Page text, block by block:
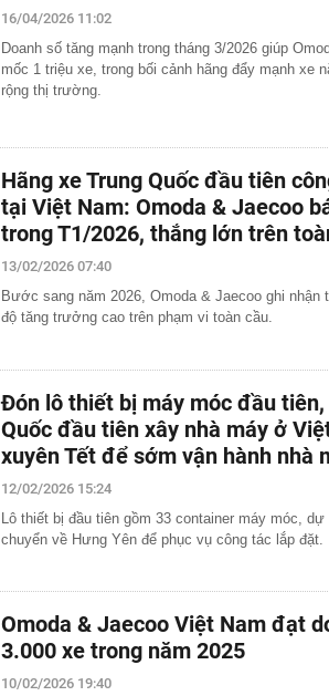
16/04/2026 11:02
Doanh số tăng mạnh trong tháng 3/2026 giúp
mốc 1 triệu xe, trong bối cảnh hãng đẩy mạnh xe
rộng thị trường.
Hãng xe Trung Quốc đầu tiên
tại Việt Nam: Omoda & Jaecoo
trong T1/2026, thắng lớn trên
13/02/2026 07:40
Bước sang năm 2026, Omoda & Jaecoo ghi nhận
độ tăng trưởng cao trên phạm vi toàn cầu.
Đón lô thiết bị máy móc đầu tiên,
Quốc đầu tiên xây nhà máy ở
xuyên Tết để sớm vận hành nhà
12/02/2026 15:24
Lô thiết bị đầu tiên gồm 33 container máy móc,
chuyển về Hưng Yên để phục vụ công tác lắp đặt.
Omoda & Jaecoo Việt Nam đạt
3.000 xe trong năm 2025
10/02/2026 19:40